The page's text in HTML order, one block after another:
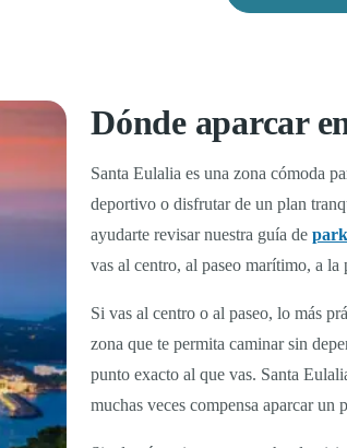
Dónde aparcar
Santa Eulalia es una zona cómoda
deportivo o disfrutar de un plan
ayudarte revisar nuestra guía de
vas al centro, al paseo marítimo, a la
Si vas al centro o al paseo, lo más
zona que te permita caminar sin
punto exacto al que vas. Santa
muchas veces compensa aparcar